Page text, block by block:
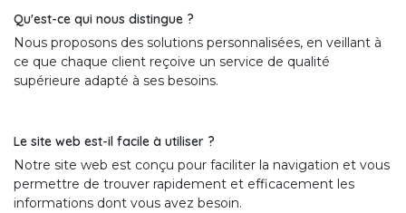
Qu'est-ce qui nous distingue ?
Nous proposons des solutions personnalisées, en veillant à
ce que chaque client reçoive un service de qualité
supérieure adapté à ses besoins.
Le site web est-il facile à utiliser ?
Notre site web est conçu pour faciliter la navigation et vous
permettre de trouver rapidement et efficacement les
informations dont vous avez besoin.